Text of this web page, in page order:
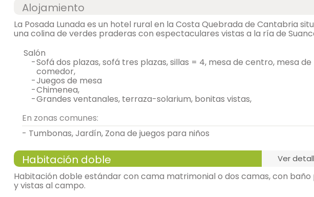
Alojamiento
La Posada Lunada es un hotel rural en la Costa Quebrada de Cantabria
una colina de verdes praderas con espectaculares vistas a la ría de
salón
-sofá dos plazas, sofá tres plazas, sillas = 4, mesa de centro, mesa de
comedor,
- juegos de mesa
- chimenea,
-
grandes ventanales, terraza-solarium, bonitas vistas,
En zonas comunes:
- Tumbonas, Jardín, Zona de juegos para niños
Habitación doble ver
Habitación doble estándar con cama matrimonial o dos camas, con baño
y vistas al campo.